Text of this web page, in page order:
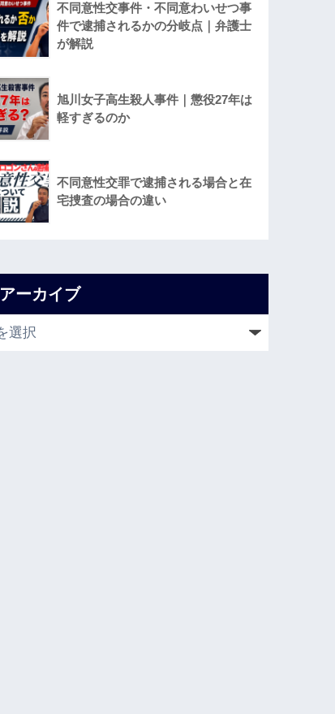
不同意性交事件・不同意わいせつ事
件で逮捕されるかの分岐点｜弁護士
が解説
旭川女子高生殺人事件｜懲役27年は
軽すぎるのか
不同意性交罪で逮捕される場合と在
宅捜査の場合の違い
アーカイブ